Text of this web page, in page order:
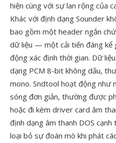
hiện cùng với sự lan rộng của
Khác với định dạng Sounder
bao gồm một header ngắn
dữ liệu — một cải tiến đáng kể
động xác định thời gian. Dữ
dạng PCM 8-bit không dấu,
mono. Sndtool hoạt động như
sóng đơn giản, thường được
hoặc đi kèm driver card âm
định dạng âm thanh DOS
loại bỏ sự đoán mò khi phát